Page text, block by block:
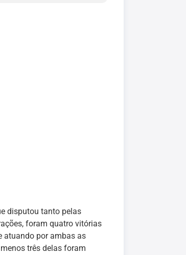
disputou tanto pelas
foram quatro vitórias
atuando por ambas as
três delas foram